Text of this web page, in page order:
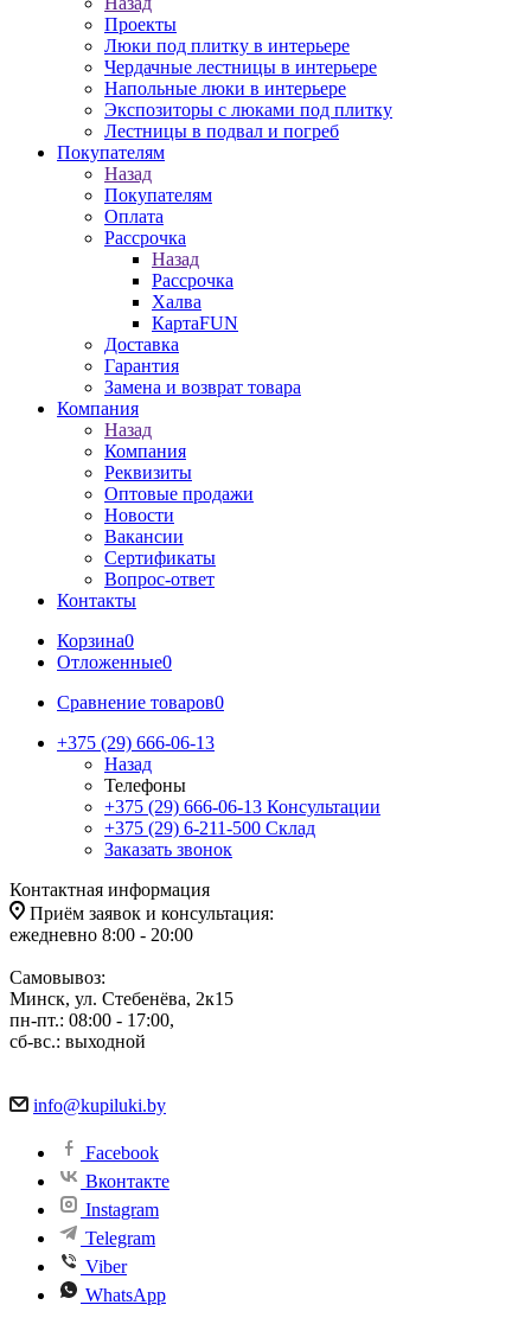
Проекты
Люки под плитку в интерьере
Чердачные лестницы в интерьере
Напольные люки в интерьере
Экспозиторы с люками под плитку
Лестницы в подвал и погреб
Покупателям
Назад
Покупателям
Оплата
Рассрочка
Назад
Рассрочка
Халва
КартаFUN
Доставка
Гарантия
Замена и возврат товара
Компания
Назад
Компания
Реквизиты
Оптовые продажи
Новости
Вакансии
Сертификаты
Вопрос-ответ
Контакты
Корзина0
Отложенные0
Сравнение товаров0
+375 (29) 666-06-13
Назад
Телефоны
+375 (29) 666-06-13 Консультации
+375 (29) 6-211-500 Склад
Заказать звонок
Контактная информация
Приём заявок и консультация:
ежедневно 8:00 - 20:00
Самовывоз:
Минск, ул. Стебенёва, 2к15
пн-пт.: 08:00 - 17:00,
сб-вс.: выходной
info@kupiluki.by
Facebook
Вконтакте
Instagram
Telegram
Viber
WhatsApp